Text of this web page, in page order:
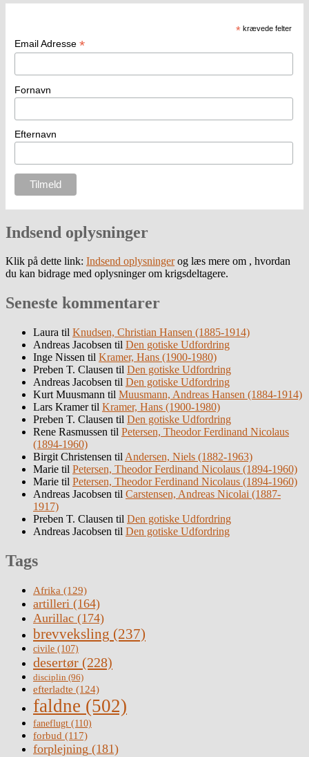
* krævede felter
Email Adresse *
Fornavn
Efternavn
Indsend oplysninger
Klik på dette link: Indsend oplysningerog læs mere om , hvordan
du kan bidrage med oplysninger om krigsdeltagere.
Seneste kommentarer
Laura til Knudsen, Christian Hansen (1885-1914)
Andreas Jacobsen til Den gotiske Udfordring
Inge Nissen til Kramer, Hans (1900-1980)
Preben T. Clausen til Den gotiske Udfordring
Andreas Jacobsen til Den gotiske Udfordring
Kurt Muusmann til Muusmann, Andreas Hansen (1884-1914)
Lars Kramertil Kramer, Hans (1900-1980)
Preben T. Clausen til Den gotiske Udfordring
Rene Rasmussen til Petersen, Theodor Ferdinand Nicolaus
(1894-1960)
Birgit Christensen til Andersen, Niels (1882-1963)
Marie til Petersen, Theodor Ferdinand Nicolaus (1894-1960)
Marie til Petersen, Theodor Ferdinand Nicolaus (1894-1960)
Andreas Jacobsen til Carstensen, Andreas Nicolai (1887-
1917)
Preben T. Clausen til Den gotiske Udfordring
Andreas Jacobsen til Den gotiske Udfordring
Tags
Afrika (129)
artilleri (164)
Aurillac (174)
brevveksling (237)
civile (107)
desertør (228)
disciplin (96)
efterladte (124)
faldne (502)
faneflugt (110)
forbud (117)
forplejning (181)